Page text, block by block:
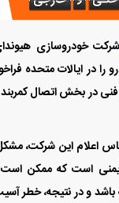
شرکت خودروسازی
را در ایالات متحده
در بخش اتصال
اعلام این شرکت،
است که ممکن
باشد و در نتیجه، خطر